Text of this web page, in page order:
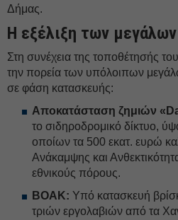
Δήμας.
Η εξέλιξη των
Στη συνέχεια της τοποθέτησής
την πορεία των υπόλοιπων
σε φάση κατασκευής:
Αποκατάσταση ζημιών
το σιδηροδρομικό δίκτυο,
οποίων τα 500 εκατ. ευρώ
Ανάκαμψης και
εθνικούς πόρους.
ΒΟΑΚ: Υπό κατασκευή
τριών εργολαβιών από τα